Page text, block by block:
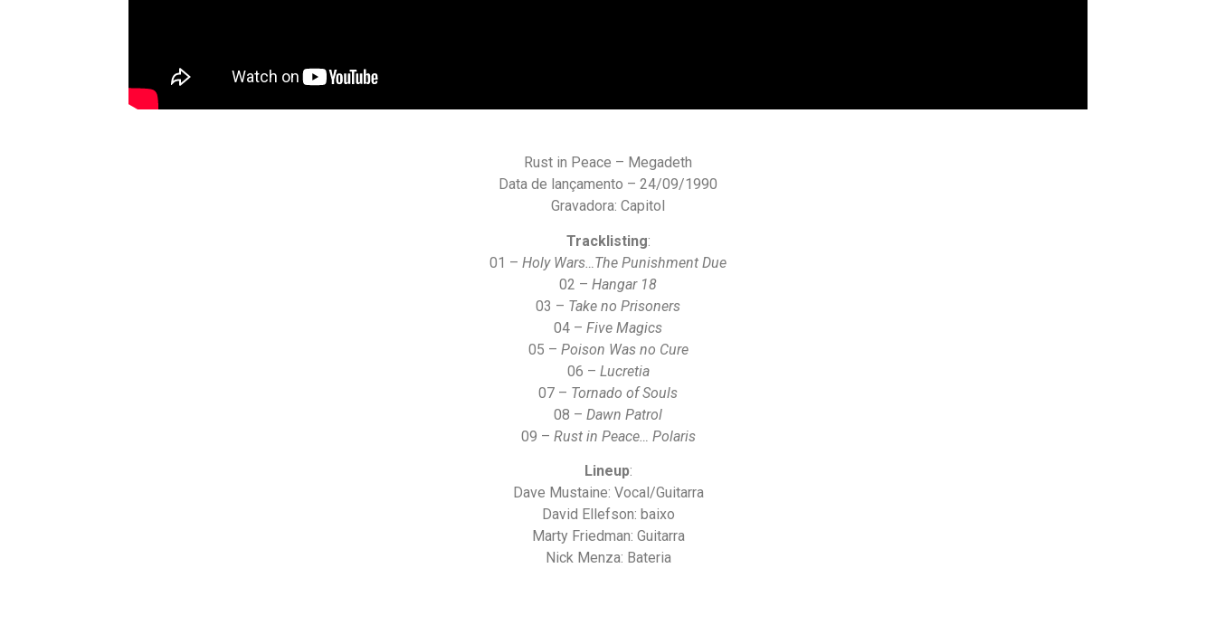
Rust in Peace – Megadeth
Data de lançamento – 24/09/1990
Gravadora: Capitol
Tracklisting:
01 – Holy Wars…The Punishment Due
02 – Hangar 18
03 – Take no Prisoners
04 – Five Magics
05 – Poison Was no Cure
06 – Lucretia
07 – Tornado of Souls
08 – Dawn Patrol
09 – Rust in Peace… Polaris
Lineup:
Dave Mustaine: Vocal/Guitarra
David Ellefson: baixo
Marty Friedman: Guitarra
Nick Menza: Bateria